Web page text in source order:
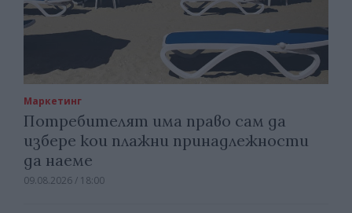
Маркетинг
Потребителят има право сам да
избере кои плажни принадлежности
да наеме
09.08.2026 / 18:00